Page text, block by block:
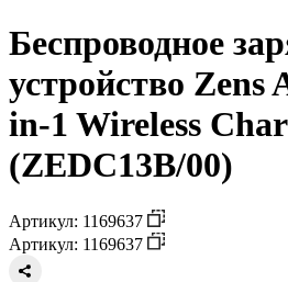
Беспроводное
устройство
in-1 Wireless
(ZEDC13B/00)
Артикул: 1169637
Артикул: 1169637